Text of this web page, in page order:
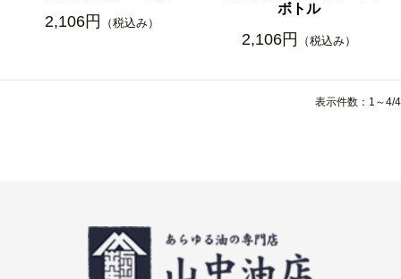
2,106円 （税込み）
ボトル
2,106円 （税込み）
表示件数：1～4/4